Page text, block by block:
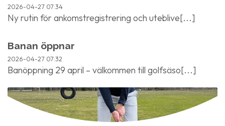
2026-04-27 07:34
Ny rutin för ankomstregistrering och uteblive[...]
Banan öppnar
2026-04-27 07:32
Banöppning 29 april – välkommen till golfsäso[...]